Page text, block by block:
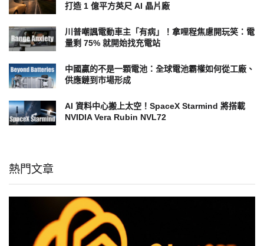
打造 1 億平方英尺 AI 晶片廠
川普嘲諷電動車主「有病」！拿哩程焦慮開玩笑：電
量剩 75% 就開始找充電站
中國贏的不是一顆電池：全球電池霸權如何從工廠、
供應鏈到市場形成
AI 資料中心搬上太空！SpaceX Starmind 將搭載
NVIDIA Vera Rubin NVL72
熱門文章